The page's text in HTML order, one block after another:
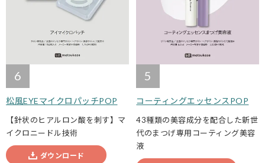
6
松風EYEマイクロパッチPOP
【針状のヒアルロン酸を刺す】マ
イクロニードル技術
ダウンロード
5
コーティングエッセンスPOP
43種類の美容成分を配合した新世
代のまつげ専用コーティング美容
液